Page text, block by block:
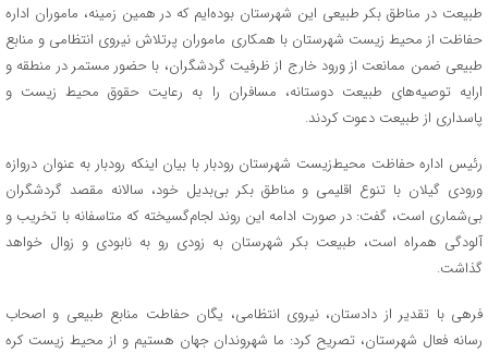
طبیعت در مناطق بکر طبیعی این شهرستان بوده‌ایم که در همین زمینه، ماموران اداره
حفاظت از محیط زیست شهرستان با همکاری ماموران پرتلاش نیروی انتظامی و منابع
طبیعی ضمن ممانعت از ورود خارج از ظرفیت گردشگران، با حضور مستمر در منطقه و
ارایه توصیه‌های طبیعت دوستانه، مسافران را به رعایت حقوق محیط زیست و
پاسداری از طبیعت دعوت کردند.
رئیس اداره حفاظت محیط‌زیست شهرستان رودبار با بیان اینکه رودبار به عنوان دروازه
ورودی گیلان با تنوع اقلیمی و مناطق بکر بی‌بدیل خود، سالانه مقصد گردشگران
بی‌شماری است، گفت: در صورت ادامه این روند لجام‌گسیخته که متاسفانه با تخریب و
آلودگی همراه است، طبیعت بکر شهرستان به زودی رو به نابودی و زوال خواهد
گذاشت.
فرهی با تقدیر از دادستان، نیروی انتظامی، یگان حفاطت منابع طبیعی و اصحاب
رسانه فعال شهرستان، تصریح کرد: ما شهروندان جهان هستیم و از محیط زیست کره